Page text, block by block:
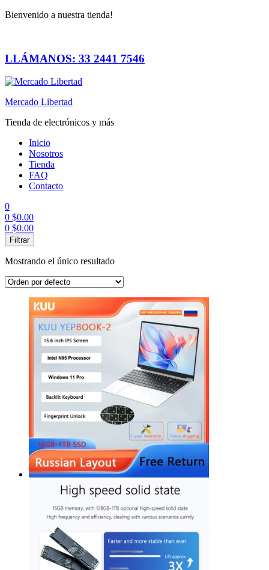
Bienvenido a nuestra tienda!
LLÁMANOS: 33 2441 7546
Mercado Libertad
Tienda de electrónicos y más
Inicio
Nosotros
Tienda
FAQ
Contacto
0
0 $0.00
0 $0.00
Menú
Filtrar
Mostrando el único resultado